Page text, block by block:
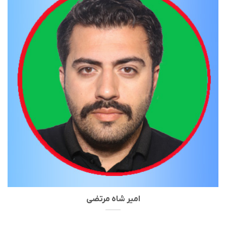
امیر شاه مرتضی